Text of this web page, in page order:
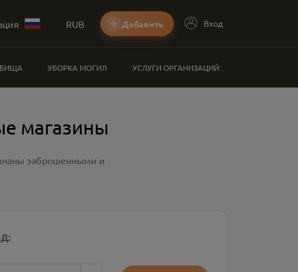
RUB Добавить Вход
УБОРКА МОГИЛ УСЛУГИ ОРГАНИЗАЦИЙ
магазины
заброшенными и